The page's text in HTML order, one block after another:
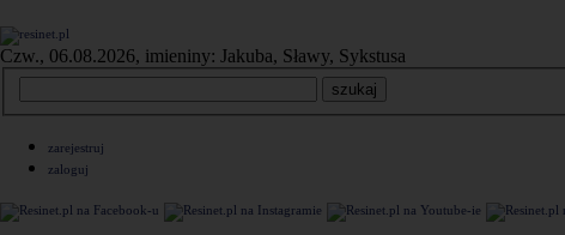
Czw., 06.08.2026, imieniny: Jakuba, Sławy, Sykstusa
zarejestruj
zaloguj